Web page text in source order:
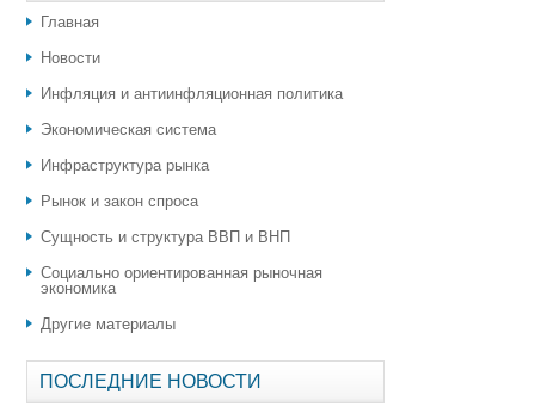
Главная
Новости
Инфляция и антиинфляционная политика
Экономическая система
Инфраструктура рынка
Рынок и закон спроса
Сущность и структура ВВП и ВНП
Социально ориентированная рыночная
экономика
Другие материалы
ПОСЛЕДНИЕ НОВОСТИ